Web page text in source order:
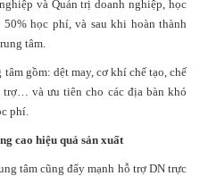
và Quản trị doanh nghiệp, học
học phí, và sau khi hoàn thành
tâm.
gồm: dệt may, cơ khí chế tạo, chế
trợ… và ưu tiên cho các địa bàn khó
phí.
cao hiệu quả sản xuất
tâm cũng đẩy mạnh hỗ trợ DN trực